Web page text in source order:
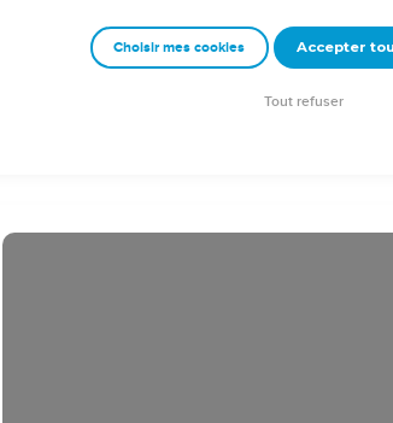
Christ vous bénisse !
– Bibli’O, 2000, avec autorisation. Pour vous procurer
Choisir mes cookies Accepter
Tout refuser